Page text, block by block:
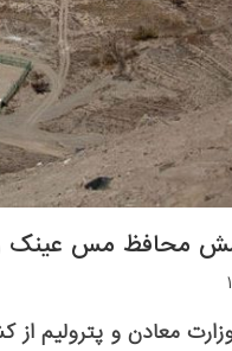
محافظ مس عینک
معادن و پترولیم